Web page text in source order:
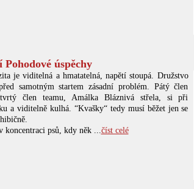
Pohodové úspěchy
je viditelná a hmatatelná, napětí stoupá. Družstvo
samotným startem zásadní problém. Pátý člen
člen teamu, Amálka Bláznivá střela, si při
a viditelně kulhá. “Kvašky“ tedy musí běžet jen se
koncentraci psů, kdy něk ...číst celé